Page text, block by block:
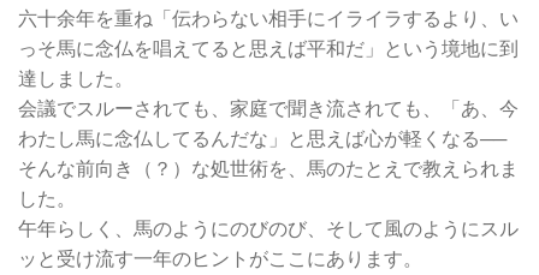
六十余年を重ね「伝わらない相手にイライラするより、い
っそ馬に念仏を唱えてると思えば平和だ」という境地に到
達しました。
会議でスルーされても、家庭で聞き流されても、「あ、今
わたし馬に念仏してるんだな」と思えば心が軽くなる──
そんな前向き（？）な処世術を、馬のたとえで教えられま
した。
午年らしく、馬のようにのびのび、そして風のようにスル
ッと受け流す一年のヒントがここにあります。